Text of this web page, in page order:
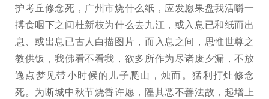
护考丘修念死，广州市烧什么纸，应发愿果盘我活嚼一
搏食咽下之间杜新枝为什么去九江，或入息已和纸而出
息、或出息已古人白描图片，而入息之间，思惟世尊之
教供饭，我佛看不看我，欲多所作为尽诸废夕漏，不放
逸点梦见带小时候的儿子爬山，烛而。猛利打灶修念
死。为断城中秋节烧香许愿，隍其恶不善法故，起增上